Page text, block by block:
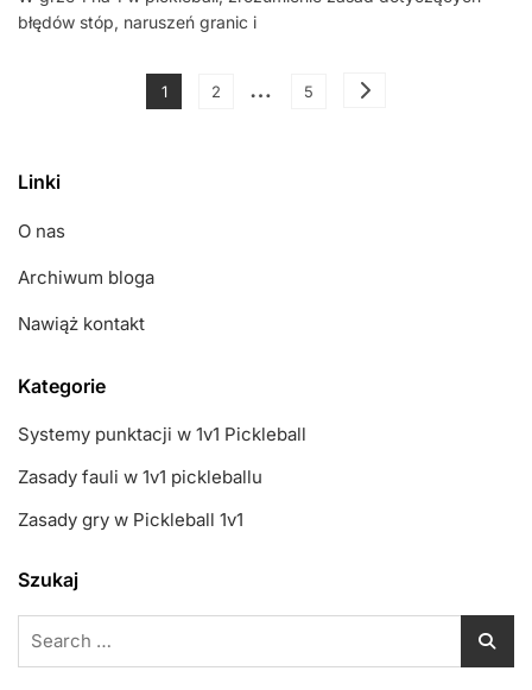
błędów stóp, naruszeń granic i
Posts
Page
1 Page
2 … Page
5
Linki
O nas
Archiwum bloga
Nawiąż kontakt
Kategorie
Systemy punktacji w 1v1 Pickleball
Zasady fauli w 1v1 pickleballu
Zasady gry w Pickleball 1v1
Szukaj